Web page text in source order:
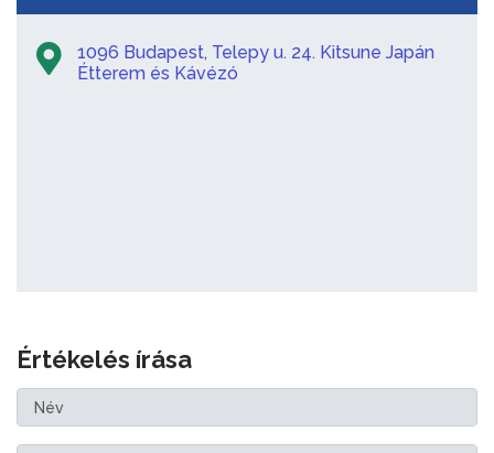
1096 Budapest, Telepy u. 24. Kitsune Japán
Étterem és Kávézó
Értékelés írása